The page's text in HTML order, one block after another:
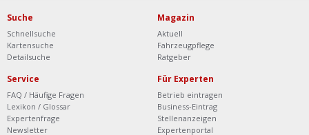
Suche
Schnellsuche
Kartensuche
Detailsuche
Magazin
Aktuell
Fahrzeugpflege
Ratgeber
Service
FAQ / Häufige Fragen
Lexikon / Glossar
Expertenfrage
Newsletter
Für Experten
Betrieb eintragen
Business-Eintrag
Stellenanzeigen
Expertenportal